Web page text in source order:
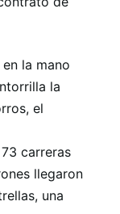
la mano
la
el
carreras
llegaron
una